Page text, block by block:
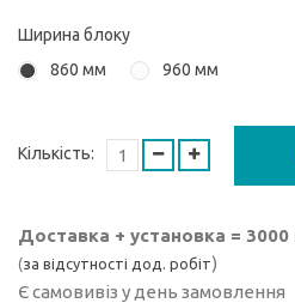
Ширина блоку
860 мм
960 мм
Кількість:
Доставка + установка = 3000
(за відсутності дод. робіт)
Є самовивіз у день замовлення